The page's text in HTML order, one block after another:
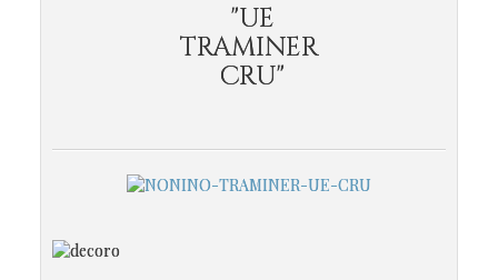
"UE
TRAMINER
CRU"